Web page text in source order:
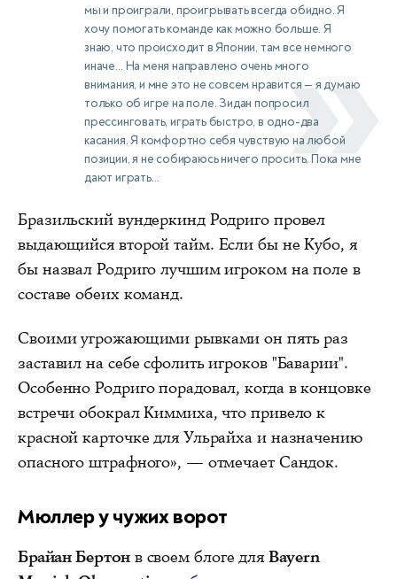
мы и проиграли, проигрывать всегда обидно. Я
хочу помогать команде как можно больше. Я
знаю, что происходит в Японии, там все немного
иначе… На меня направлено очень много
внимания, и мне это не совсем нравится — я думаю
только об игре на поле. Зидан попросил
прессинговать, играть быстро, в одно-два
касания. Я комфортно себя чувствую на любой
позиции, я не собираюсь ничего просить. Пока мне
дают играть…
Бразильский вундеркинд Родриго провел
выдающийся второй тайм. Если бы не Кубо, я
бы назвал Родриго лучшим игроком на поле в
составе обеих команд.
Своими угрожающими рывками он пять раз
заставил на себе сфолить игроков "Баварии".
Особенно Родриго порадовал, когда в концовке
встречи обокрал Киммиха, что привело к
красной карточке для Ульрайха и назначению
опасного штрафного», — отмечает Сандок.
Мюллер у чужих ворот
Брайан Бертонв своем блоге для Bayern